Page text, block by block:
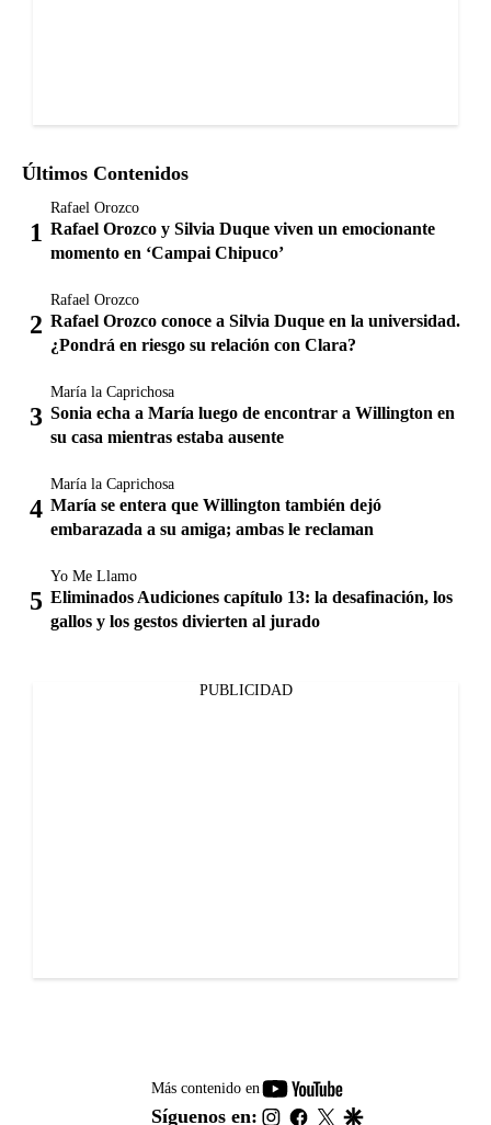
Últimos Contenidos
Rafael Orozco
Rafael Orozco y Silvia Duque viven un emocionante
momento en ‘Campai Chipuco’
Rafael Orozco
Rafael Orozco conoce a Silvia Duque en la universidad.
¿Pondrá en riesgo su relación con Clara?
María la Caprichosa
Sonia echa a María luego de encontrar a Willington en
su casa mientras estaba ausente
María la Caprichosa
María se entera que Willington también dejó
embarazada a su amiga; ambas le reclaman
Yo Me Llamo
Eliminados Audiciones capítulo 13: la desafinación, los
gallos y los gestos divierten al jurado
PUBLICIDAD
Más contenido en
youtube-
footer
Síguenos en: instagram
facebook
twitter